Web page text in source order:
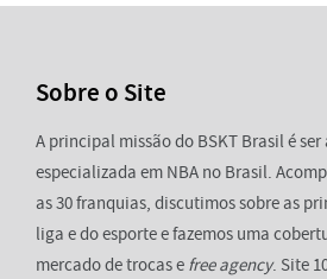
Sobre o Site
A principal missão do BSKT Brasil é
especializada em NBA no Brasil.
as 30 franquias, discutimos sobre as
liga e do esporte e fazemos uma
mercado de trocas e free agency. Site